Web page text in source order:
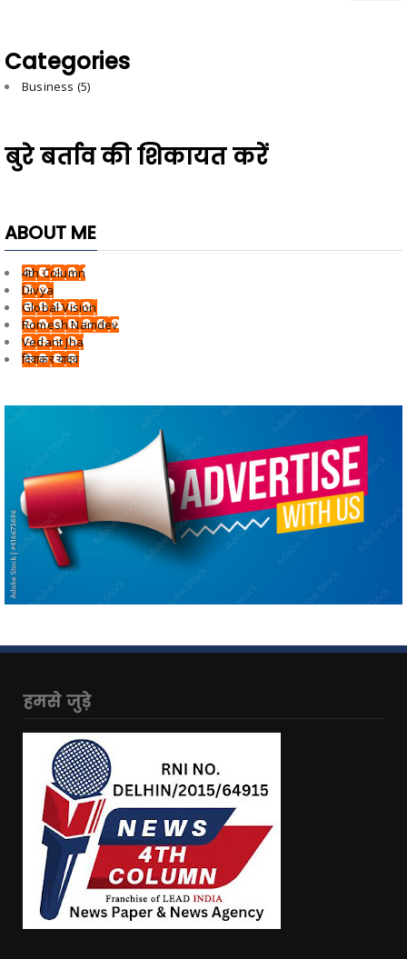
Categories
Business (5)
बुरे बर्ताव की शिकायत करें
ABOUT ME
4th Column
Divya
Global Vision
Romesh Namdev
Vedant Jha
दिवाकर यादव
हमसे जुड़े